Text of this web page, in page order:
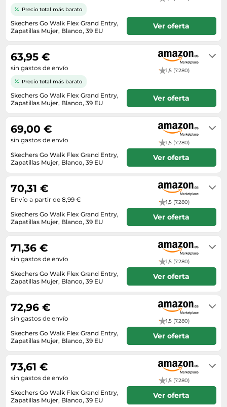
Ropa deportiva y outdoor
Tiendas de campaña
Zapatillas deportivas
Perfumes de mujer
Perfumes unisex
Productos de higiene corporal
Productos para baño y ducha
Protectores solares
Sets de belleza
Tensiómetros
Termómetros clínicos
Tratamientos faciales
Microondas
Máquinas de afeitar
Móviles
Ordenadores portátiles
Radios
Secadoras
Sonido y alta fidelidad
Tablets
Telecomunicaciones
Televisores
Playmobil
Vehículos a escala
Relojes
Relojes de pulsera
Tejer y crochet
Zapatillas de atletismo
Zapatos
Zapatos mujer
Skechers Go Walk Flex Grand Entry,
Zapatillas Mujer, Blanco, 39 EU
Precio total más barato
Ver oferta
Skechers Go Walk Flex Grand Entry,
Zapatillas Mujer, Blanco, 39 EU
1,5 (7.280)
Precio total más barato
63,95 €
sin gastos de envío
Ver oferta
Skechers Go Walk Flex Grand Entry,
Zapatillas Mujer, Blanco, 39 EU
1,5 (7.280)
69,00 €
sin gastos de envío
Ver oferta
Skechers Go Walk Flex Grand Entry,
Zapatillas Mujer, Blanco, 39 EU
1,5 (7.280)
70,31 €
Envío a partir de 8,99 €
Ver oferta
Skechers Go Walk Flex Grand Entry,
Zapatillas Mujer, Blanco, 39 EU
1,5 (7.280)
71,36 €
sin gastos de envío
Ver oferta
Skechers Go Walk Flex Grand Entry,
Zapatillas Mujer, Blanco, 39 EU
1,5 (7.280)
72,96 €
sin gastos de envío
Ver oferta
Skechers Go Walk Flex Grand Entry,
Zapatillas Mujer, Blanco, 39 EU
1,5 (7.280)
73,61 €
sin gastos de envío
Ver oferta